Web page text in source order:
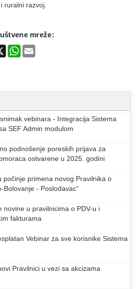
ruralni razvoj.
mreže:
X WhatsApp
vebinara - Integracija Sistema
SEF Admin modulom
podnošenje poreskih prijava za
ostvarene u 2025. godini
počinje primena novog Pravilnika o
Bolovanje - Poslodavac“
novine u pravilnicima o PDV-u i
fakturama
Vebinar za sve korisnike Sistema
Pravilnici u vezi sa akcizama